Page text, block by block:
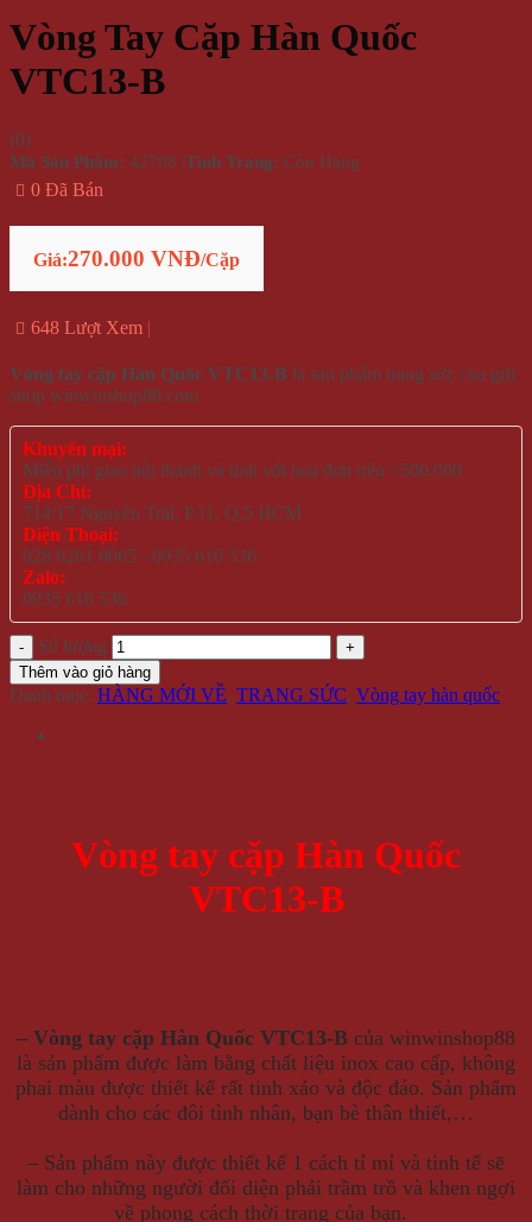
Vòng Tay Cặp Hàn Quốc
VTC13-B
(0)
Mã Sản Phẩm: 42708 |Tình Trạng: Còn Hàng
0 Đã Bán
Giá:270.000 VNĐ/Cặp
648 Lượt Xem
Vòng tay cặp Hàn Quốc VTC13-B là sản phẩm trang sức của gift
shop winwinshop88.com
Khuyến mại:
Miễn phí giao nội thành và tỉnh với hoá đơn trên >500.000
Địa Chỉ:
714/17 Nguyễn Trãi, P.11, Q.5 HCM
Điện Thoại:
028 6261 0065 - 0935 616 536
Zalo:
0935 616 536
Số lượng
Thêm vào giỏ hàng
Danh mục: HÀNG MỚI VỀ, TRANG SỨC, Vòng tay hàn quốc
Vòng tay cặp Hàn Quốc
VTC13-B
– Vòng tay cặp Hàn Quốc VTC13-B của winwinshop88
là sản phẩm được làm bằng chất liệu inox cao cấp, không
phai màu được thiết kế rất tinh xảo và độc đáo. Sản phẩm
dành cho các đôi tình nhân, bạn bè thân thiết,…
– Sản phẩm này được thiết kế 1 cách tỉ mỉ và tinh tế sẽ
làm cho những người đối diện phải trầm trồ và khen ngợi
về phong cách thời trang của bạn.